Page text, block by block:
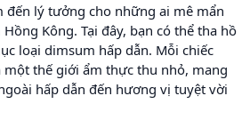
đến lý tưởng cho những ai mê mẩn
Kông. Tại đây, bạn có thể tha hồ
loại dimsum hấp dẫn. Mỗi chiếc
thế giới ẩm thực thu nhỏ, mang
hấp dẫn đến hương vị tuyệt vời